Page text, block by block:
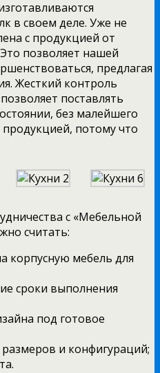
в своем деле. Уже не
с продукцией от
позволяет нашей
предлагая
Жесткий контроль
поставлять
без малейшего
потому что
с «Мебельной
считать:
корпусную мебель для
сроки выполнения
под готовое
и конфигураций;